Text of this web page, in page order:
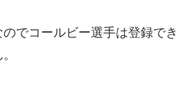
でコールビー選手は登録でき